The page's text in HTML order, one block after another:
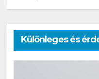
Különleges és